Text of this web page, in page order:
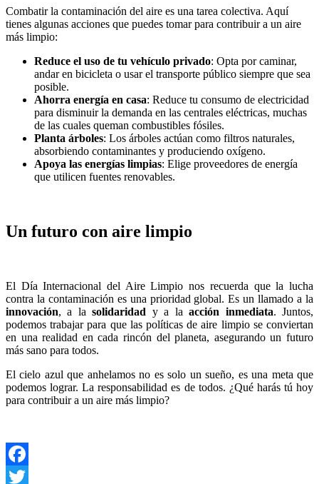
Combatir la contaminación del aire es una tarea colectiva. Aquí
tienes algunas acciones que puedes tomar para contribuir a un aire
más limpio:
Reduce el uso de tu vehículo privado: Opta por caminar,
andar en bicicleta o usar el transporte público siempre que sea
posible.
Ahorra energía en casa: Reduce tu consumo de electricidad
para disminuir la demanda en las centrales eléctricas, muchas
de las cuales queman combustibles fósiles.
Planta árboles: Los árboles actúan como filtros naturales,
absorbiendo contaminantes y produciendo oxígeno.
Apoya las energías limpias: Elige proveedores de energía
que utilicen fuentes renovables.
Un futuro con aire limpio
El Día Internacional del Aire Limpio nos recuerda que la lucha
contra la contaminación es una prioridad global. Es un llamado a la
innovación, a lasolidaridad y a laacción inmediata. Juntos,
podemos trabajar para que las políticas de aire limpio se conviertan
en una realidad en cada rincón del planeta, asegurando un futuro
más sano para todos.
El cielo azul que anhelamos no es solo un sueño, es una meta que
podemos lograr. La responsabilidad es de todos. ¿Qué harás tú hoy
para contribuir a un aire más limpio?
Facebook